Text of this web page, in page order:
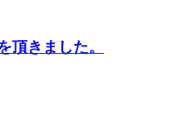
頂きました。